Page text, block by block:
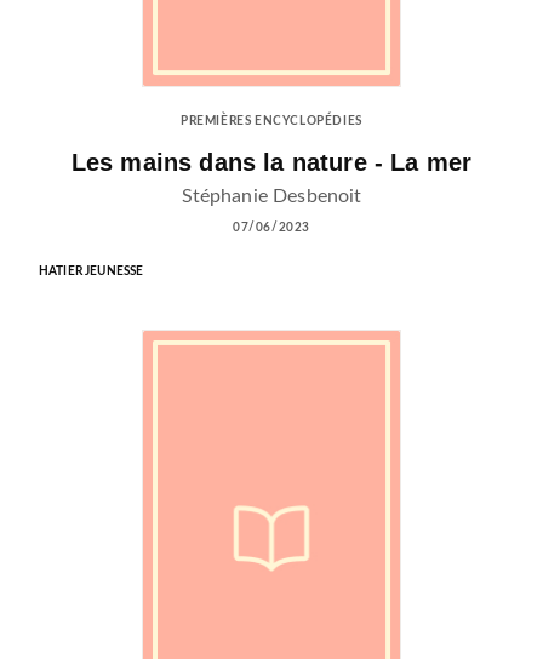
PREMIÈRES ENCYCLOPÉDIES
Les mains dans la nature - La mer
Stéphanie Desbenoit
07/06/2023
HATIER JEUNESSE